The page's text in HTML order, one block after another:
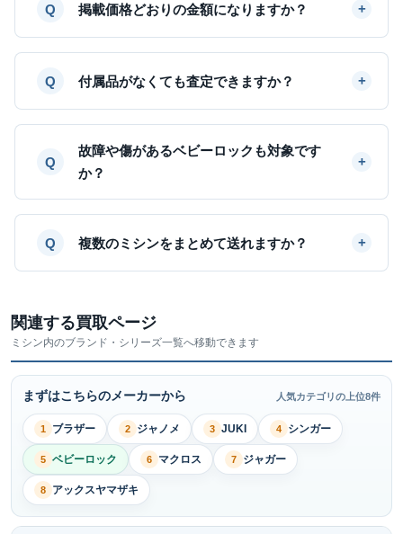
掲載価格どおりの金額になりますか？
付属品がなくても査定できますか？
故障や傷があるベビーロックも対象です
か？
複数のミシンをまとめて送れますか？
関連する買取ページ
ミシン内のブランド・シリーズ一覧へ移動できます
まずはこちらのメーカーから 人気カテゴリの上位8件
1 ブラザー 2 ジャノメ 3 JUKI 4 シンガー
5 ベビーロック 6 マクロス 7 ジャガー
8 アックスヤマザキ